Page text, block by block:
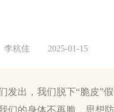
李杭佳 2025-01-15
发出，我们脱下“脆皮”
们的身体不再脆，思想